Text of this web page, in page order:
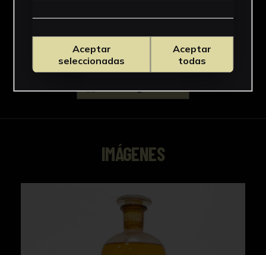
Ver más
Descargar Ficha
IMÁGENES
Aceptar
seleccionadas
Aceptar
todas